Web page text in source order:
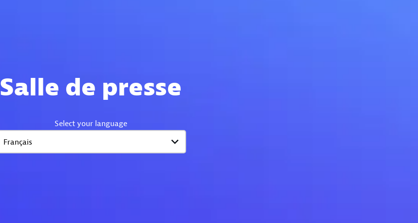
Salle de presse
Select your language